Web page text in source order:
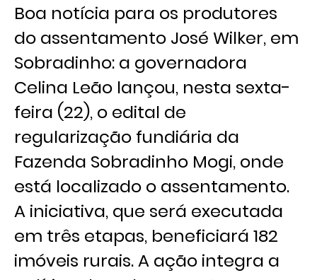
Boa notícia para os produtores
do assentamento José Wilker, em
Sobradinho: a governadora
Celina Leão lançou, nesta sexta-
feira (22), o edital de
regularização fundiária da
Fazenda Sobradinho Mogi, onde
está localizado o assentamento.
A iniciativa, que será executada
em três etapas, beneficiará 182
imóveis rurais. A ação integra a